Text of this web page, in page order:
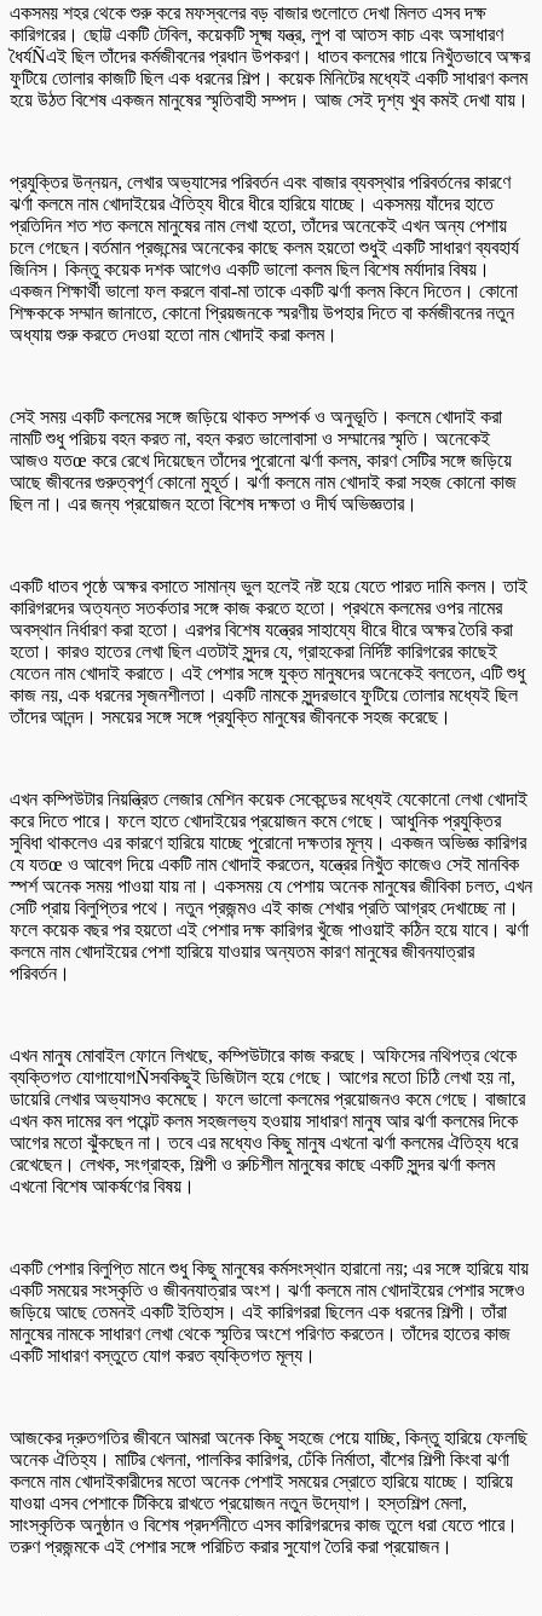
একসময় শহর থেকে শুরু করে মফস্বলের বড় বাজার গুলোতে দেখা মিলত এসব দক্ষ
কারিগরের। ছোট্ট একটি টেবিল, কয়েকটি সূক্ষ্ম যন্ত্র, লুপ বা আতস কাচ এবং অসাধারণ
ধৈর্যÑএই ছিল তাঁদের কর্মজীবনের প্রধান উপকরণ। ধাতব কলমের গায়ে নিখুঁতভাবে অক্ষর
ফুটিয়ে তোলার কাজটি ছিল এক ধরনের শিল্প। কয়েক মিনিটের মধ্যেই একটি সাধারণ কলম
হয়ে উঠত বিশেষ একজন মানুষের স্মৃতিবাহী সম্পদ। আজ সেই দৃশ্য খুব কমই দেখা যায়।
প্রযুক্তির উন্নয়ন, লেখার অভ্যাসের পরিবর্তন এবং বাজার ব্যবস্থার পরিবর্তনের কারণে
ঝর্ণা কলমে নাম খোদাইয়ের ঐতিহ্য ধীরে ধীরে হারিয়ে যাচ্ছে। একসময় যাঁদের হাতে
প্রতিদিন শত শত কলমে মানুষের নাম লেখা হতো, তাঁদের অনেকেই এখন অন্য পেশায়
চলে গেছেন।বর্তমান প্রজন্মের অনেকের কাছে কলম হয়তো শুধুই একটি সাধারণ ব্যবহার্য
জিনিস। কিন্তু কয়েক দশক আগেও একটি ভালো কলম ছিল বিশেষ মর্যাদার বিষয়।
একজন শিক্ষার্থী ভালো ফল করলে বাবা-মা তাকে একটি ঝর্ণা কলম কিনে দিতেন। কোনো
শিক্ষককে সম্মান জানাতে, কোনো প্রিয়জনকে স্মরণীয় উপহার দিতে বা কর্মজীবনের নতুন
অধ্যায় শুরু করতে দেওয়া হতো নাম খোদাই করা কলম।
সেই সময় একটি কলমের সঙ্গে জড়িয়ে থাকত সম্পর্ক ও অনুভূতি। কলমে খোদাই করা
নামটি শুধু পরিচয় বহন করত না, বহন করত ভালোবাসা ও সম্মানের স্মৃতি। অনেকেই
আজও যতœ করে রেখে দিয়েছেন তাঁদের পুরোনো ঝর্ণা কলম, কারণ সেটির সঙ্গে জড়িয়ে
আছে জীবনের গুরুত্বপূর্ণ কোনো মুহূর্ত। ঝর্ণা কলমে নাম খোদাই করা সহজ কোনো কাজ
ছিল না। এর জন্য প্রয়োজন হতো বিশেষ দক্ষতা ও দীর্ঘ অভিজ্ঞতার।
একটি ধাতব পৃষ্ঠে অক্ষর বসাতে সামান্য ভুল হলেই নষ্ট হয়ে যেতে পারত দামি কলম। তাই
কারিগরদের অত্যন্ত সতর্কতার সঙ্গে কাজ করতে হতো। প্রথমে কলমের ওপর নামের
অবস্থান নির্ধারণ করা হতো। এরপর বিশেষ যন্ত্রের সাহায্যে ধীরে ধীরে অক্ষর তৈরি করা
হতো। কারও হাতের লেখা ছিল এতটাই সুন্দর যে, গ্রাহকেরা নির্দিষ্ট কারিগরের কাছেই
যেতেন নাম খোদাই করাতে। এই পেশার সঙ্গে যুক্ত মানুষদের অনেকেই বলতেন, এটি শুধু
কাজ নয়, এক ধরনের সৃজনশীলতা। একটি নামকে সুন্দরভাবে ফুটিয়ে তোলার মধ্যেই ছিল
তাঁদের আনন্দ। সময়ের সঙ্গে সঙ্গে প্রযুক্তি মানুষের জীবনকে সহজ করেছে।
এখন কম্পিউটার নিয়ন্ত্রিত লেজার মেশিন কয়েক সেকেন্ডের মধ্যেই যেকোনো লেখা খোদাই
করে দিতে পারে। ফলে হাতে খোদাইয়ের প্রয়োজন কমে গেছে। আধুনিক প্রযুক্তির
সুবিধা থাকলেও এর কারণে হারিয়ে যাচ্ছে পুরোনো দক্ষতার মূল্য। একজন অভিজ্ঞ কারিগর
যে যতœ ও আবেগ দিয়ে একটি নাম খোদাই করতেন, যন্ত্রের নিখুঁত কাজেও সেই মানবিক
স্পর্শ অনেক সময় পাওয়া যায় না। একসময় যে পেশায় অনেক মানুষের জীবিকা চলত, এখন
সেটি প্রায় বিলুপ্তির পথে। নতুন প্রজন্মও এই কাজ শেখার প্রতি আগ্রহ দেখাচ্ছে না।
ফলে কয়েক বছর পর হয়তো এই পেশার দক্ষ কারিগর খুঁজে পাওয়াই কঠিন হয়ে যাবে। ঝর্ণা
কলমে নাম খোদাইয়ের পেশা হারিয়ে যাওয়ার অন্যতম কারণ মানুষের জীবনযাত্রার
পরিবর্তন।
এখন মানুষ মোবাইল ফোনে লিখছে, কম্পিউটারে কাজ করছে। অফিসের নথিপত্র থেকে
ব্যক্তিগত যোগাযোগÑসবকিছুই ডিজিটাল হয়ে গেছে। আগের মতো চিঠি লেখা হয় না,
ডায়েরি লেখার অভ্যাসও কমেছে। ফলে ভালো কলমের প্রয়োজনও কমে গেছে। বাজারে
এখন কম দামের বল পয়েন্ট কলম সহজলভ্য হওয়ায় সাধারণ মানুষ আর ঝর্ণা কলমের দিকে
আগের মতো ঝুঁকছেন না। তবে এর মধ্যেও কিছু মানুষ এখনো ঝর্ণা কলমের ঐতিহ্য ধরে
রেখেছেন। লেখক, সংগ্রাহক, শিল্পী ও রুচিশীল মানুষের কাছে একটি সুন্দর ঝর্ণা কলম
এখনো বিশেষ আকর্ষণের বিষয়।
একটি পেশার বিলুপ্তি মানে শুধু কিছু মানুষের কর্মসংস্থান হারানো নয়; এর সঙ্গে হারিয়ে যায়
একটি সময়ের সংস্কৃতি ও জীবনযাত্রার অংশ। ঝর্ণা কলমে নাম খোদাইয়ের পেশার সঙ্গেও
জড়িয়ে আছে তেমনই একটি ইতিহাস। এই কারিগররা ছিলেন এক ধরনের শিল্পী। তাঁরা
মানুষের নামকে সাধারণ লেখা থেকে স্মৃতির অংশে পরিণত করতেন। তাঁদের হাতের কাজ
একটি সাধারণ বস্তুতে যোগ করত ব্যক্তিগত মূল্য।
আজকের দ্রুতগতির জীবনে আমরা অনেক কিছু সহজে পেয়ে যাচ্ছি, কিন্তু হারিয়ে ফেলছি
অনেক ঐতিহ্য। মাটির খেলনা, পালকির কারিগর, ঢেঁকি নির্মাতা, বাঁশের শিল্পী কিংবা ঝর্ণা
কলমে নাম খোদাইকারীদের মতো অনেক পেশাই সময়ের স্রোতে হারিয়ে যাচ্ছে। হারিয়ে
যাওয়া এসব পেশাকে টিকিয়ে রাখতে প্রয়োজন নতুন উদ্যোগ। হস্তশিল্প মেলা,
সাংস্কৃতিক অনুষ্ঠান ও বিশেষ প্রদর্শনীতে এসব কারিগরদের কাজ তুলে ধরা যেতে পারে।
তরুণ প্রজন্মকে এই পেশার সঙ্গে পরিচিত করার সুযোগ তৈরি করা প্রয়োজন।